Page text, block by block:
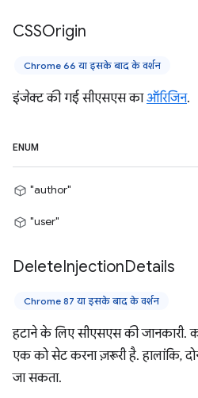
CSSOrigin
Chrome 66 या इसके बाद के वर्शन
इंजेक्ट की गई सीएसएस काऑरिजिन.
ENUM
"author"
"user"
DeleteInjectionDetails
Chrome 87 या इसके बाद के वर्शन
हटाने के लिए सीएसएस की जानकारी.
एक को सेट करना ज़रूरी है. हालांकि,
जा सकता.